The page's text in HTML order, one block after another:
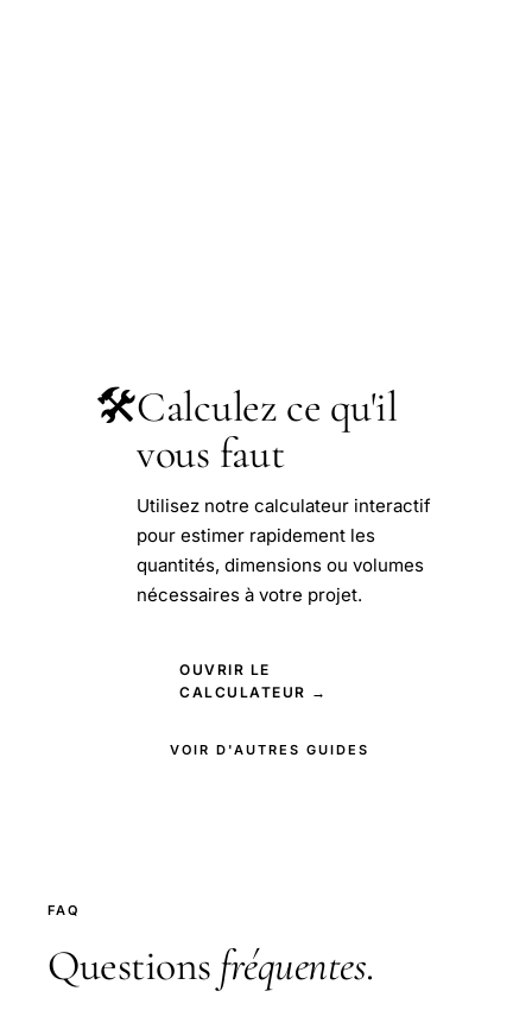
🛠️Calculez ce qu'il
vous faut
Utilisez notre calculateur interactif
pour estimer rapidement les
quantités, dimensions ou volumes
nécessaires à votre projet.
OUVRIR LE
CALCULATEUR →
VOIR D'AUTRES GUIDES
FAQ
Questions fréquentes.